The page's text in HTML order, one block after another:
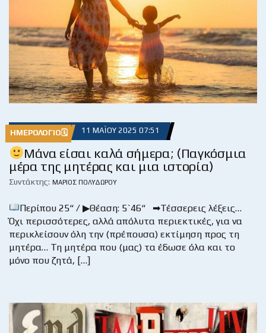
ΗΜΕΡΟΛΌΓΙΟ🗓 11 ΜΑΪ́ΟΥ 2025 07:51
Μάνα είσαι καλά σήμερα; (Παγκόσμια
μέρα της μητέρας και μια ιστορία)
Συντάκτης: ΜΆΡΙΟΣ ΠΟΛΥΔΏΡΟΥ
Περίπου 25“ / ▶Θέαση: 5`46“ ➡Τέσσερεις λέξεις…
Όχι περισσότερες, αλλά απόλυτα περιεκτικές, για να
περικλείσουν όλη την (πρέπουσα) εκτίμηση προς τη
μητέρα… Τη μητέρα που (μας) τα έδωσε όλα και το
μόνο που ζητά, […]